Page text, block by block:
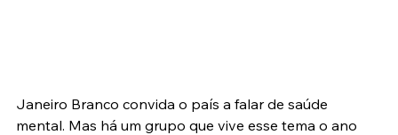
Janeiro Branco convida o país a falar de saúde
mental. Mas há um grupo que vive esse tema o ano